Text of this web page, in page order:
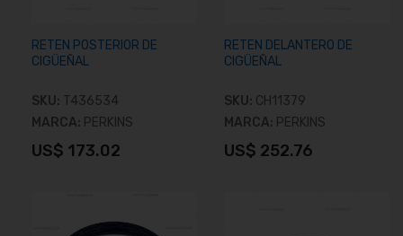
RETEN POSTERIOR DE
CIGÜEÑAL
SKU: T436534
MARCA: PERKINS
US$ 173.02
RETEN DELANTERO DE
CIGÜEÑAL
SKU: CH11379
MARCA: PERKINS
US$ 252.76